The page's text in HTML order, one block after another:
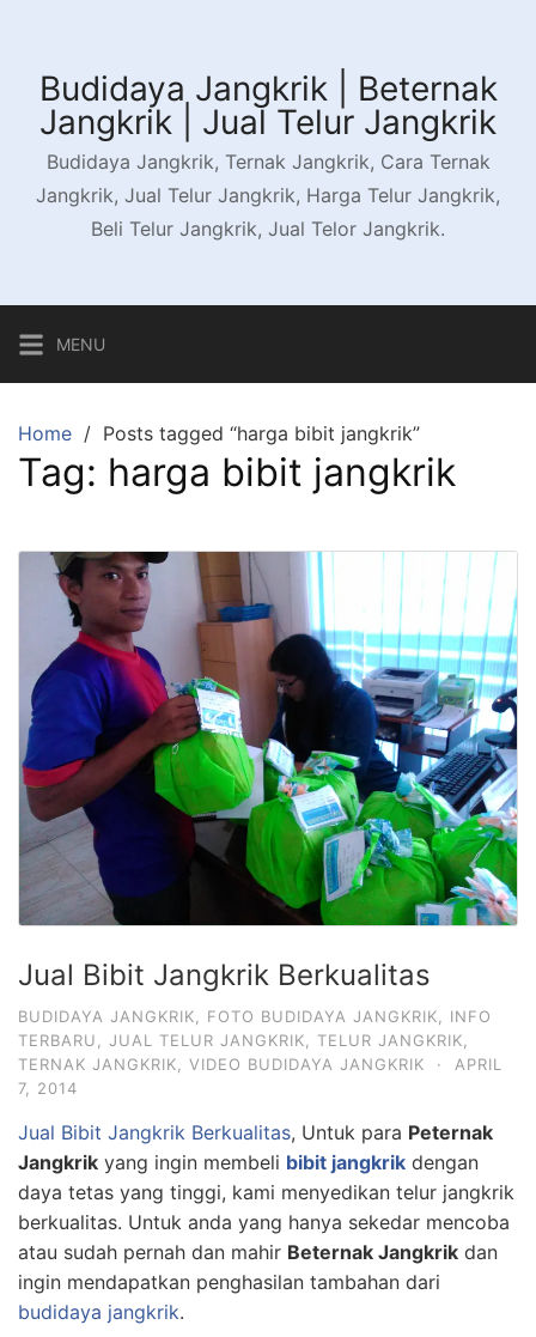
contentBudidaya Jangkrik | Beternak
Jangkrik | Jual Telur Jangkrik
Budidaya Jangkrik, Ternak Jangkrik, Cara Ternak
Jangkrik, Jual Telur Jangkrik, Harga Telur Jangkrik,
Beli Telur Jangkrik, Jual Telor Jangkrik.
MENU
Home Posts tagged “harga bibit jangkrik”
Tag: harga bibit jangkrik
Jual Bibit Jangkrik Berkualitas
BUDIDAYA JANGKRIK FOTO BUDIDAYA JANGKRIK
INFO
TERBARU
JUAL TELUR JANGKRIK TELUR JANGKRIK
TERNAK JANGKRIK
VIDEO BUDIDAYA JANGKRIK ·
APRIL
7, 2014
Jual Bibit Jangkrik Berkualitas, Untuk para Peternak
Jangkrik yang ingin membeli bibit jangkrik dengan
daya tetas yang tinggi, kami menyedikan telur jangkrik
berkualitas. Untuk anda yang hanya sekedar mencoba
atau sudah pernah dan mahir Beternak Jangkrik dan
ingin mendapatkan penghasilan tambahan dari
budidaya jangkrik.